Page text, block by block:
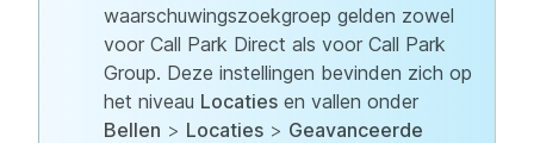
waarschuwingszoekgroep gelden zowel
voor Call Park Direct als voor Call Park
Group. Deze instellingen bevinden zich op
het niveau Locaties en vallen onder
Bellen > Locaties > Geavanceerde